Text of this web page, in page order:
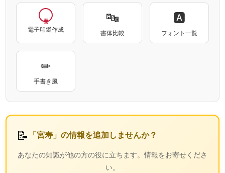
電子印鑑作成
🔤
書体比較
🅰
フォント一覧
✏
手書き風
📝 「宮寿」の情報を追加しませんか？
あなたの知識が他の方の役に立ちます。情報をお寄せくださ
い。